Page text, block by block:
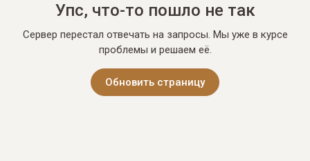
Упс, что-то пошло не так
Сервер перестал отвечать на запросы. Мы уже в курсе
проблемы и решаем её.
Обновить страницу